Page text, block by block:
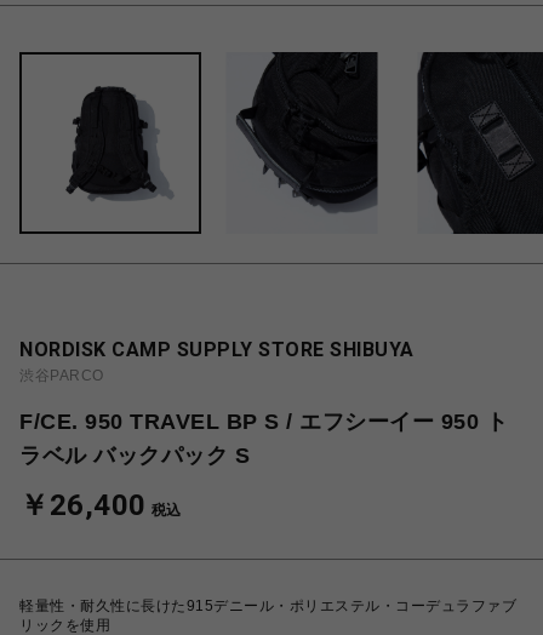
NORDISK CAMP SUPPLY STORE SHIBUYA
渋谷PARCO
F/CE. 950 TRAVEL BP S / エフシーイー 950 ト
ラベル バックパック S
￥26,400 税込
軽量性・耐久性に長けた915デニール・ポリエステル・コーデュラファブ
リックを使用